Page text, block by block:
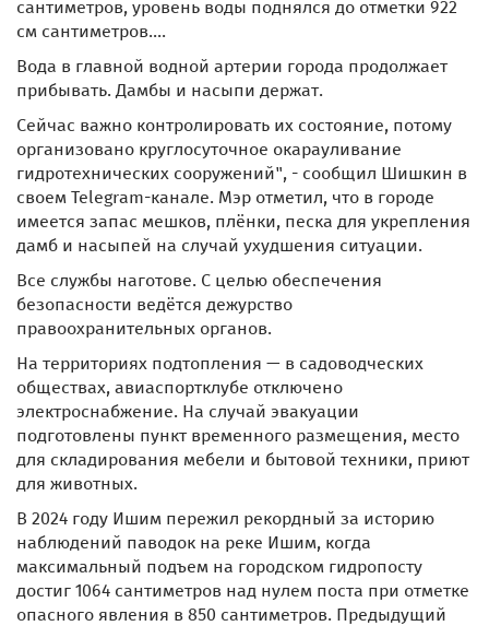
сантиметров, уровень воды поднялся до отметки 922
см сантиметров....
Вода в главной водной артерии города продолжает
прибывать. Дамбы и насыпи держат.
Сейчас важно контролировать их состояние, потому
организовано круглосуточное окарауливание
гидротехнических сооружений", - сообщил Шишкин в
своем Telegram-канале. Мэр отметил, что в городе
имеется запас мешков, плёнки, песка для укрепления
дамб и насыпей на случай ухудшения ситуации.
Все службы наготове. С целью обеспечения
безопасности ведётся дежурство
правоохранительных органов.
На территориях подтопления — в садоводческих
обществах, авиаспортклубе отключено
электроснабжение. На случай эвакуации
подготовлены пункт временного размещения, место
для складирования мебели и бытовой техники, приют
для животных.
В 2024 году Ишим пережил рекордный за историю
наблюдений паводок на реке Ишим, когда
максимальный подъем на городском гидропосту
достиг 1064 сантиметров над нулем поста при отметке
опасного явления в 850 сантиметров. Предыдущий